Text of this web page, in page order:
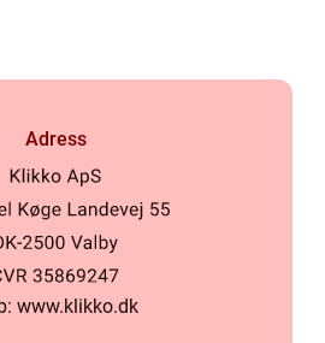
Adress
www.klikko.dk